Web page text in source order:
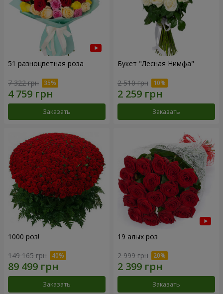
51 разноцветная роза
7 322 грн
Заказать
Букет "Лесная Нимфа"
2 510 грн
Заказать
1000 роз!
149 165 грн
Заказать
19 алых роз
2 999 грн
Заказать